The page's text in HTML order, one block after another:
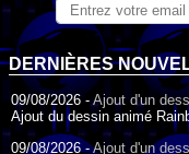
DERNIÈRES
09/08/2026 -Ajout d'un
Ajout du dessin animé
09/08/2026 -Ajout d'un